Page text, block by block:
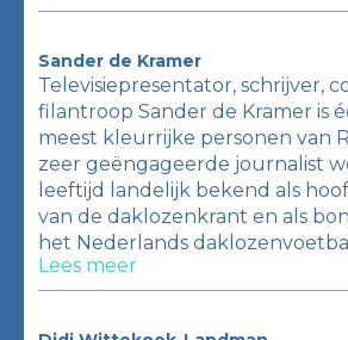
Sander de Kramer
Televisiepresentator, schrijver,
filantroop Sander de Kramer is
meest kleurrijke personen van
zeer geëngageerde journalist
leeftijd landelijk bekend als
van de daklozenkrant en als
het Nederlands
Lees meer